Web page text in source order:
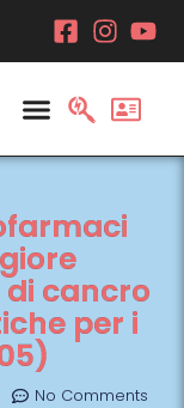
di cancro
per i
No Comments